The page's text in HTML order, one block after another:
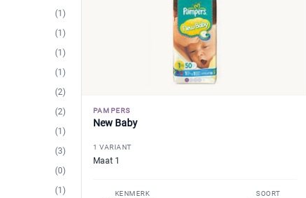
(1)
(1)
(1)
(1)
(2)
(2)
(1)
(3)
(0)
(1)
PAMPERS
New Baby
1 VARIANT
Maat 1
KENMERK SOORT